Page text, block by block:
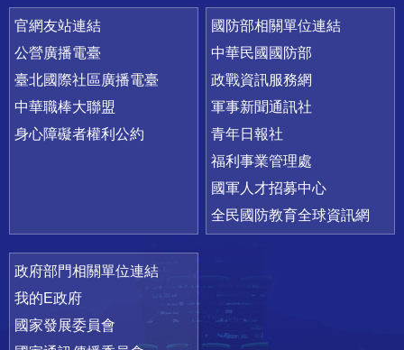
官網友站連結
公營廣播電臺
臺北國際社區廣播電臺
中華職棒大聯盟
身心障礙者權利公約
國防部相關單位連結
中華民國國防部
政戰資訊服務網
軍事新聞通訊社
青年日報社
福利事業管理處
國軍人才招募中心
全民國防教育全球資訊網
政府部門相關單位連結
我的E政府
國家發展委員會